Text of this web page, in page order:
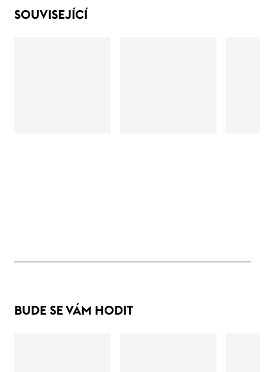
SOUVISEJÍCÍ
BUDE SE VÁM HODIT